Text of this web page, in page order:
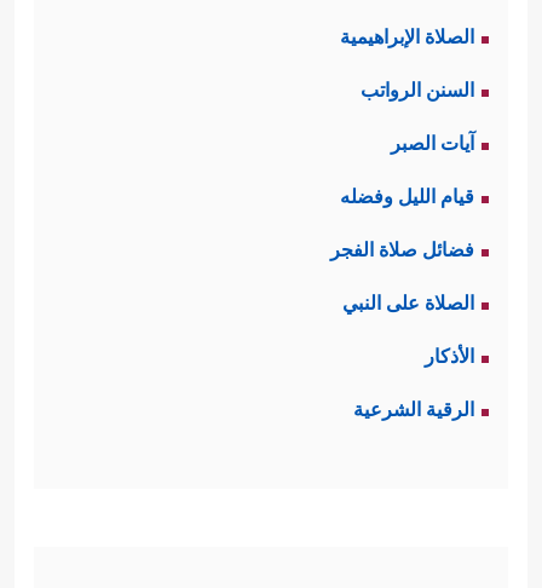
الصلاة الإبراهيمية
السنن الرواتب
آيات الصبر
قيام الليل وفضله
فضائل صلاة الفجر
الصلاة على النبي
الأذكار
الرقية الشرعية